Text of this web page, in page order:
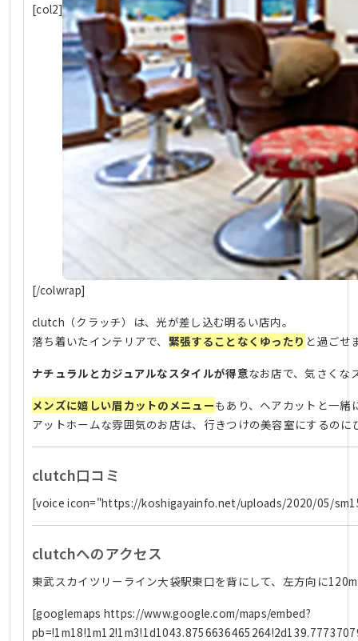
[col2]
[/colwrap]
clutch（クラッチ）は、光が差し込む明るい店内。
落ち着いたインテリアで、 緊張することなくゆったり と過ごせ
ナチュラルとカジュアルなスタイルが得意なお店で、気さくな
メンズに嬉しい眉カットのメニューもあり、ヘアカットと一
アットホームな雰囲気のお店は、行きつけの美容室にするのに
clutch口コミ
[voice icon="https://koshigayainfo.net/uploads/2020/05/
clutchへのアクセス
東武スカイツリーライン大袋駅東口を背にして、左方向に
[googlemaps https://www.google.com/maps/embed?